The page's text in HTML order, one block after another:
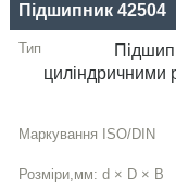
Підшипник 42504
циліндричними